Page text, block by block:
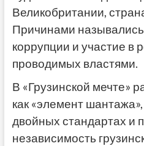
Великобритании,
Причинами
коррупции и участие в
проводимых властями.
В «Грузинской мечте»
как «элемент
двойных стандартах и
независимость